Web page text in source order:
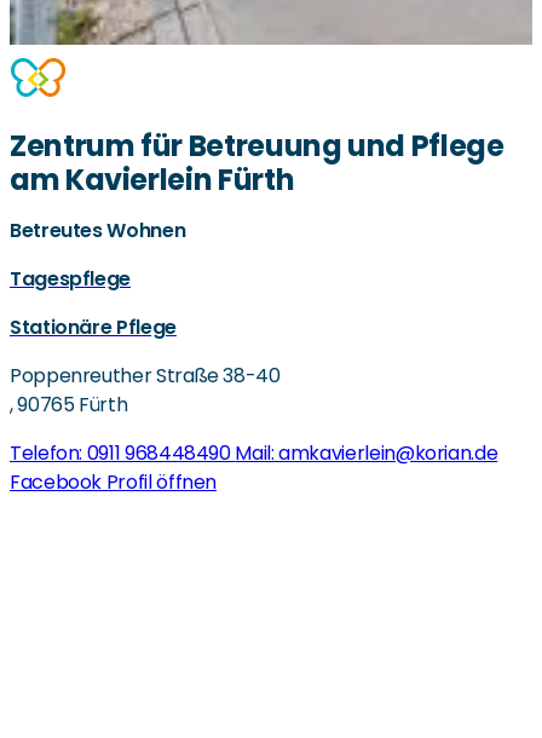
Zentrum für Betreuung und Pflege
am Kavierlein Fürth
Betreutes Wohnen
Tagespflege
Stationäre Pflege
Poppenreuther Straße 38-40
,90765 Fürth
Telefon: 0911 968448490Mail: amkavierlein@korian.de
Facebook Profil öffnen